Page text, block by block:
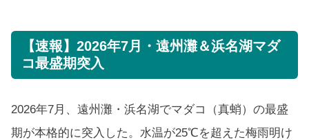
【速報】2026年7月・遠州灘＆浜名湖マダ
コ最盛期突入
2026年7月、遠州灘・浜名湖でマダコ（真蛸）の最盛
期が本格的に突入した。水温が25℃を超えた梅雨明け